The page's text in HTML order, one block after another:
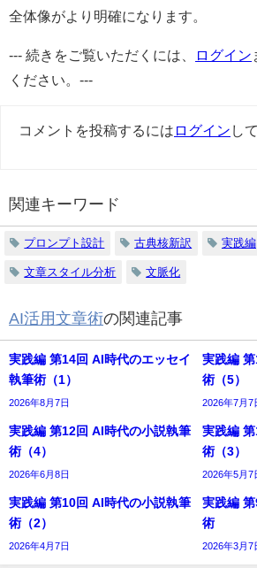
全体像がより明確になります。
--- 続きをご覧いただくには、 ログイン
ください。---
コメントを投稿するには ログイン し
関連キーワード
プロンプト設計 古典核新訳 実践編
文章スタイル分析 文脈化
AI活用文章術の関連記事
実践編 第14回 AI時代のエッセイ
執筆術（1）
2026年8月7日
実践編
術（5）
2026年7月7
実践編 第12回 AI時代の小説執筆
術（4）
2026年6月8日
実践編
術（3）
2026年5月7
実践編 第10回 AI時代の小説執筆
術（2）
2026年4月7日
実践編
術
2026年3月7